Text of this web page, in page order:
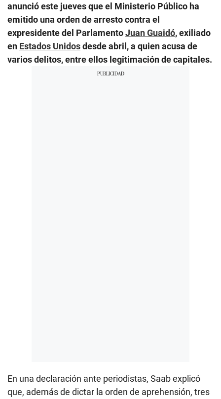
anunció este jueves que el Ministerio Público ha
emitido una orden de arresto contra el
expresidente del ParlamentoJuan Guaidó, exiliado
en Estados Unidosdesde abril, a quien acusa de
varios delitos, entre ellos legitimación de capitales.
En una declaración ante periodistas, Saab explicó
que, además de dictar la orden de aprehensión, tres